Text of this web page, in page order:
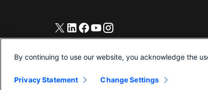
vorbehalten.
By continuing to use our website, you acknowledge the
Privacy Statement Change Settings